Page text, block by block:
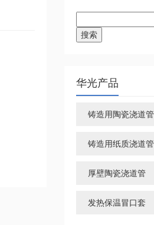
索：
华光产品
铸造用陶瓷浇道管
铸造用纸质浇道管
厚壁陶瓷浇道管
发热保温冒口套